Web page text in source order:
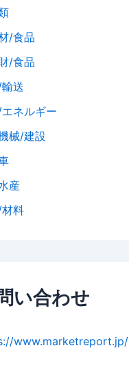
/食品
/食品
送
ネルギー
械/建設
産
料
い合わせ
www.marketreport.jp/